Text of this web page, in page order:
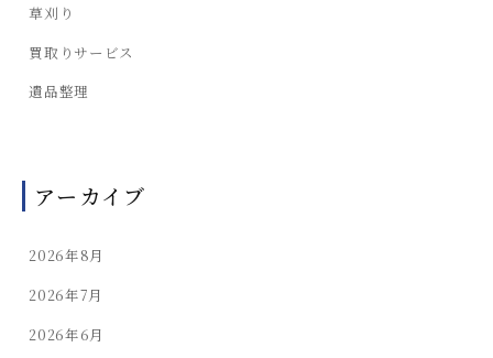
草刈り
買取りサービス
遺品整理
アーカイブ
2026年8月
2026年7月
2026年6月